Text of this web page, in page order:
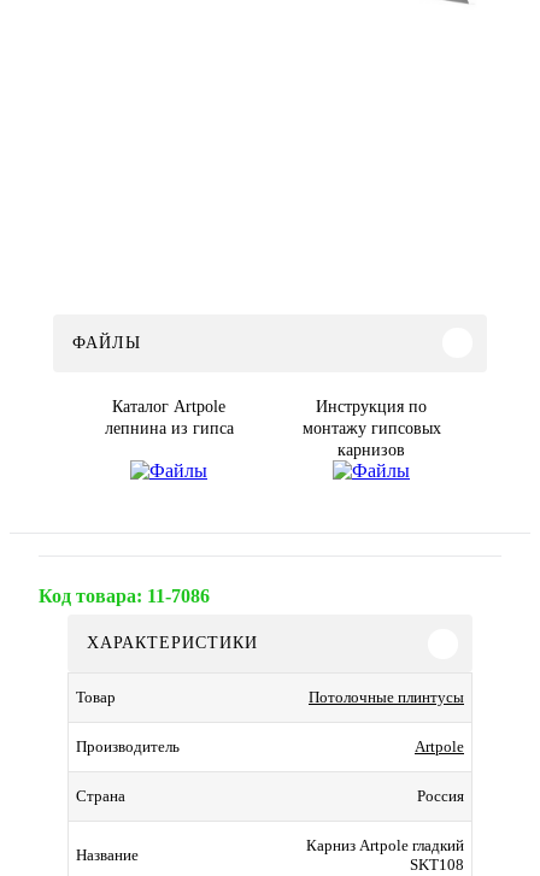
ФАЙЛЫ
Каталог Artpole
лепнина из гипса
Инструкция по
монтажу гипсовых
карнизов
Код товара: 11-7086
ХАРАКТЕРИСТИКИ
Товар Потолочные плинтусы
Производитель Artpole
Страна Россия
Название
Карниз Artpole гладкий
SKT108